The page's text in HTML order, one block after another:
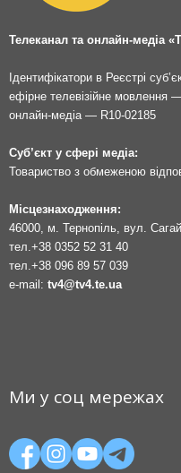
Телеканал та онлайн-медіа
Ідентифікатори в Реєстрі
ефірне телевізійне мовлення
онлайн-медіа — R10-02185
Суб’єкт у сфері медіа:
Товариство з обмеженою
Місцезнаходження:
46000, м. Тернопіль, вул.
тел. +38 0352 52 31 40
тел. +38 096 89 57 039
e-mail: tv4@tv4.te.ua
Ми у соц мережах